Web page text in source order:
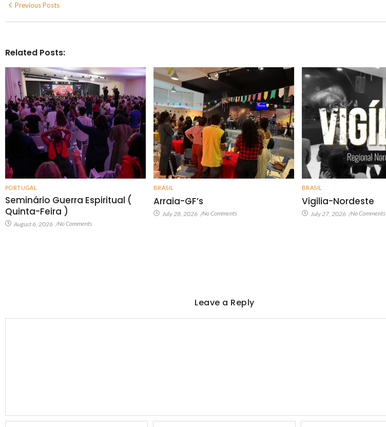
Previous Posts
Related Posts:
PORTUGAL
Seminário Guerra Espiritual (
Quinta-Feira )
August 6, 2026 /No Comments
BRASIL
Arraia-GF’s
July 28, 2026 /No Comments
BRASIL
Vigilia-Nordeste
July 27, 2026 /No Comments
Leave a Reply